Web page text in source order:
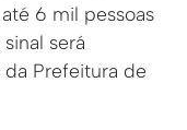
6 mil pessoas
será
Prefeitura de